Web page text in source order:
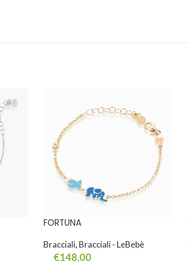
FORTUNA
Bracciali, Bracciali - LeBebè
€148,00